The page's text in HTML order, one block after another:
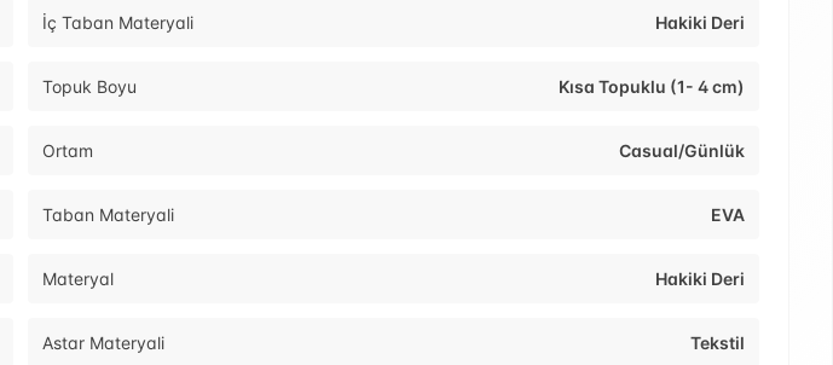
İç Taban Materyali Hakiki Deri
Topuk Boyu Kısa Topuklu (1- 4 cm)
Ortam Casual/Günlük
Taban Materyali EVA
Materyal Hakiki Deri
Astar Materyali Tekstil